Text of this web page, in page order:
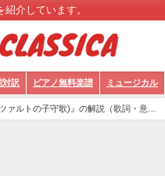
介しています。
対訳 ピアノ無料楽譜 ミュージカル
ァルトの子守歌)』の解説（歌詞・意